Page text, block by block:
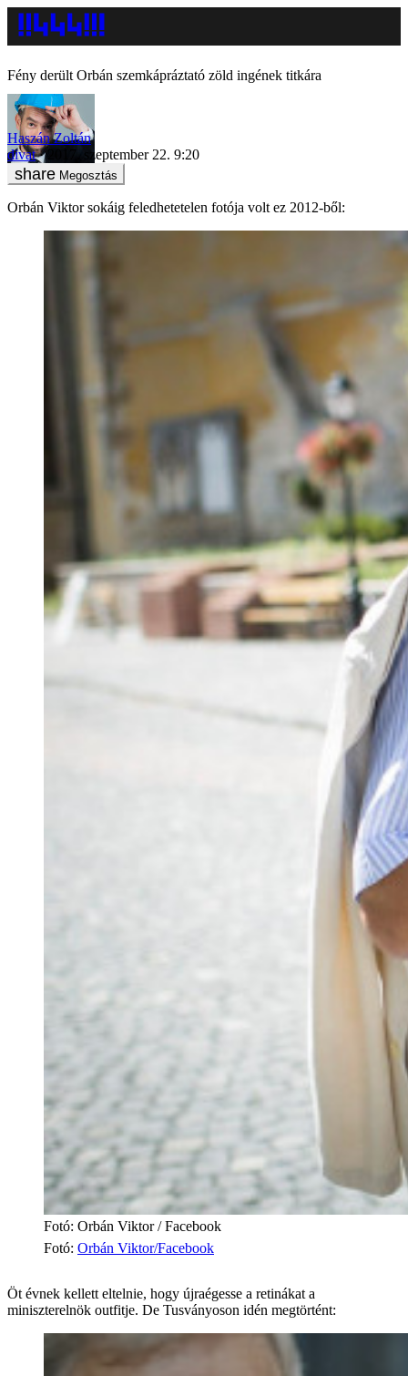
Fény derült Orbán szemkápráztató zöld ingének titkára
Haszán Zoltán
divat
2017. szeptember 22. 9:20
Megosztás
Orbán Viktor sokáig feledhetetelen fotója volt ez 2012-ből:
Fotó: Orbán Viktor / Facebook
Fotó: Orbán Viktor/Facebook
Öt évnek kellett eltelnie, hogy újraégesse a retinákat a
miniszterelnök outfitje. De Tusványoson idén megtörtént: